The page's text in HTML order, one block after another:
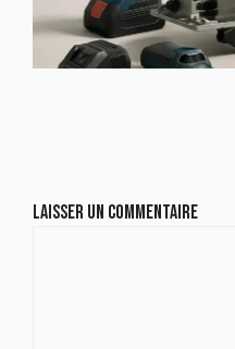
Laisser un commentaire